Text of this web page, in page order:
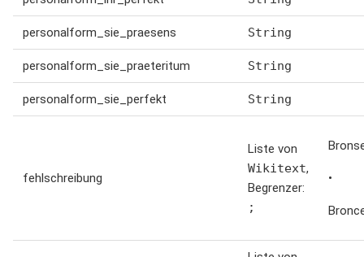
personalform_sie_praesens String
personalform_sie_praeteritum String
personalform_sie_perfekt String
fehlschreibung
Liste von
Wikitext,
Begrenzer:
;
•